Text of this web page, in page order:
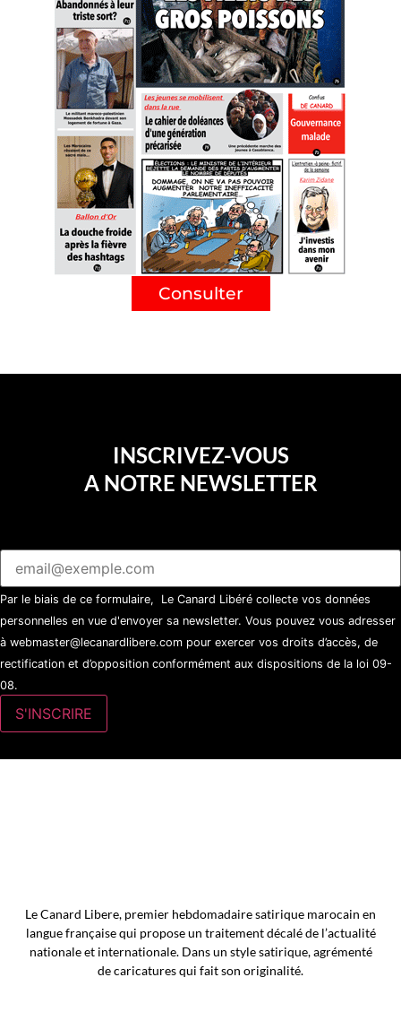
Consulter
INSCRIVEZ-VOUS
A NOTRE NEWSLETTER
Par le biais de ce formulaire, Le Canard Libéré collecte vos données
personnelles en vue d'envoyer sa newsletter. Vous pouvez vous adresser
à webmaster@lecanardlibere.com pour exercer vos droits d’accès, de
rectification et d’opposition conformément aux dispositions de la loi 09-
08.
Le Canard Libere, premier hebdomadaire satirique marocain en
langue française qui propose un traitement décalé de l’actualité
nationale et internationale. Dans un style satirique, agrémenté
de caricatures qui fait son originalité.